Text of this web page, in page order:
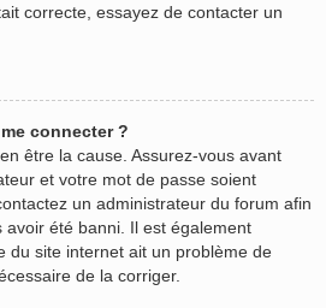
correcte, essayez de contacter un
connecter ?
être la cause. Assurez-vous avant
et votre mot de passe soient
un administrateur du forum afin
été banni. Il est également
du site internet ait un problème de
de la corriger.